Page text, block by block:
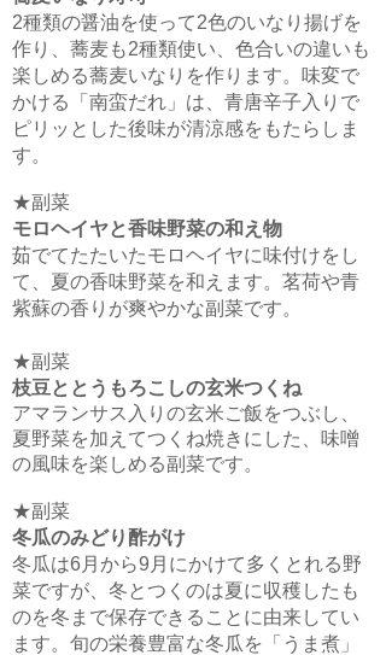
2種類の醤油を使って2色のいなり揚げを
作り、蕎麦も2種類使い、色合いの違いも
楽しめる蕎麦いなりを作ります。味変で
かける「南蛮だれ」は、青唐辛子入りで
ピリッとした後味が清涼感をもたらしま
す。
★副菜
モロヘイヤと香味野菜の和え物
茹でてたたいたモロヘイヤに味付けをし
て、夏の香味野菜を和えます。茗荷や青
紫蘇の香りが爽やかな副菜です。
★副菜
枝豆ととうもろこしの玄米つくね
アマランサス入りの玄米ご飯をつぶし、
夏野菜を加えてつくね焼きにした、味噌
の風味を楽しめる副菜です。
​★副菜
冬瓜のみどり酢がけ
冬瓜は6月から9月にかけて多くとれる野
菜ですが、冬とつくのは夏に収穫したも
のを冬まで保存できることに由来してい
ます。旬の栄養豊富な冬瓜を「うま煮」